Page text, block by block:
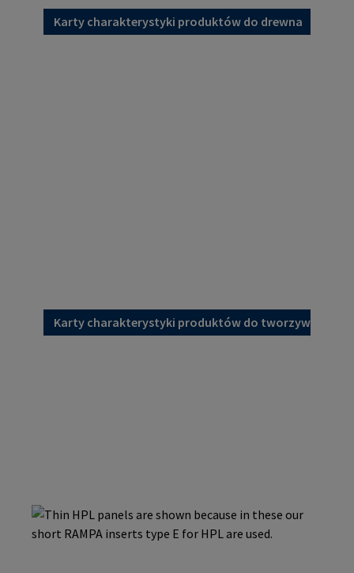
Karty charakterystyki produktów do drewna
Karty charakterystyki produktów do tworzyw